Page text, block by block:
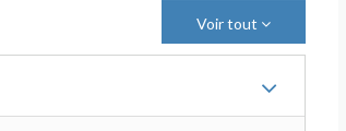
Voir tout